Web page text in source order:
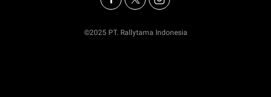
©2025 PT. Rallytama Indonesia